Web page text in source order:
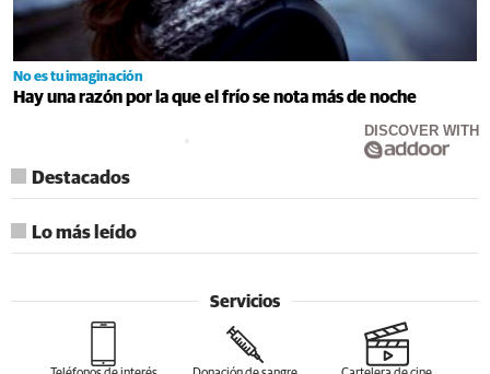
No es tu imaginación
Hay una razón por la que el frío se nota más de noche
DISCOVER WITH
Destacados
Lo más leído
Servicios